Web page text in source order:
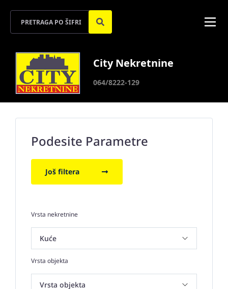
City Nekretnine
064/8222-129
Podesite Parametre
Još filtera
Vrsta nekretnine
Vrsta objekta